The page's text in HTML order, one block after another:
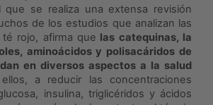
que se realiza una extensa revisión
de los estudios que analizan las
rojo, afirma que las catequinas, la
aminoácidos y polisacáridos de
en diversos aspectos a la salud
a reducir las concentraciones
insulina, triglicéridos y ácidos